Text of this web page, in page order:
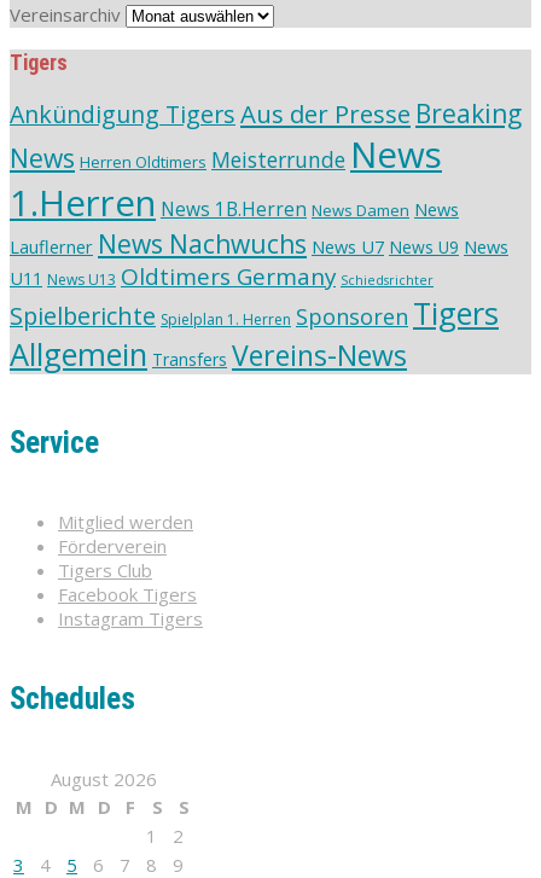
Vereinsarchiv
Tigers
Ankündigung TigersAus der Presse Breaking
News Herren Oldtimers Meisterrunde News
1.Herren News 1B.Herren News Damen News
Lauflerner News Nachwuchs News U7 News U9 News
U11 News U13 Oldtimers Germany Schiedsrichter
Spielberichte Spielplan 1. Herren Sponsoren Tigers
Allgemein Transfers Vereins-News
Service
Mitglied werden
Förderverein
Tigers Club
Facebook Tigers
Instagram Tigers
Schedules
August 2026
M D M D F S
S
1
2
3
4 5 6 7 8
9